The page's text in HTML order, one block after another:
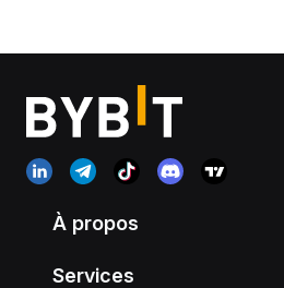
À propos
Services